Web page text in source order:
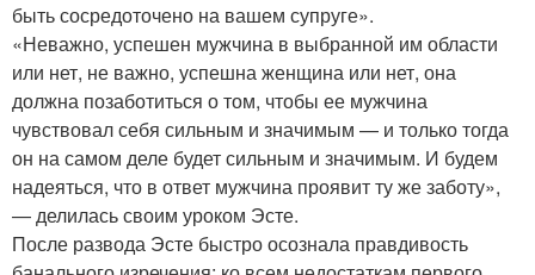
быть сосредоточено на вашем супруге».
«Неважно, успешен мужчина в выбранной им области
или нет, не важно, успешна женщина или нет, она
должна позаботиться о том, чтобы ее мужчина
чувствовал себя сильным и значимым — и только тогда
он на самом деле будет сильным и значимым. И будем
надеяться, что в ответ мужчина проявит ту же заботу»,
— делилась своим уроком Эсте.
После развода Эсте быстро осознала правдивость